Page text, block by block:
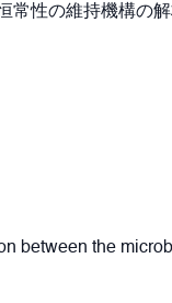
常性の維持機構の
between the